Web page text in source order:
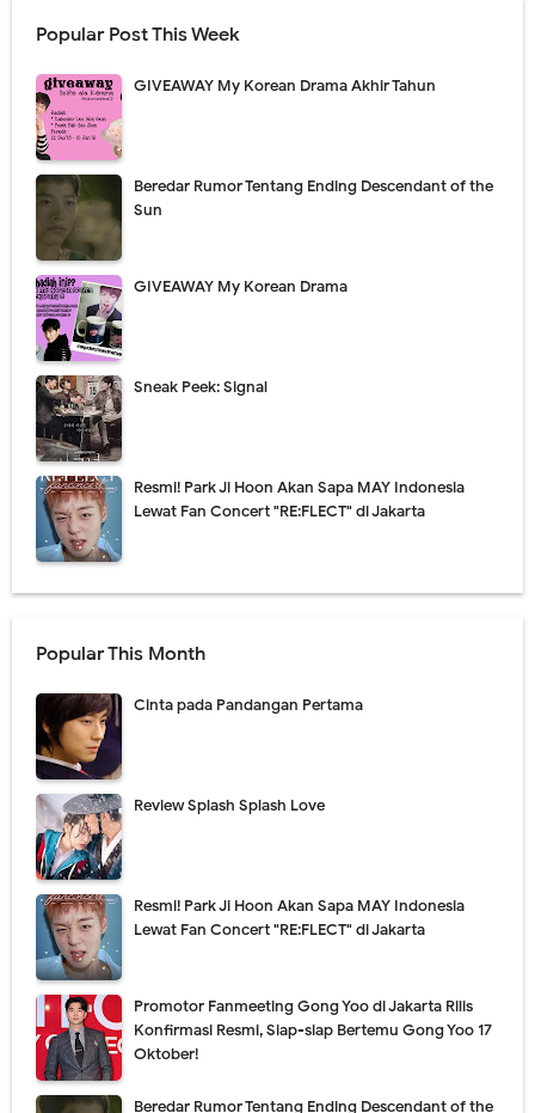
Popular Post This Week
GIVEAWAY My Korean Drama Akhir Tahun
Beredar Rumor Tentang Ending Descendant of the
Sun
GIVEAWAY My Korean Drama
Sneak Peek: Signal
Resmi! Park Ji Hoon Akan Sapa MAY Indonesia
Lewat Fan Concert "RE:FLECT" di Jakarta
Popular This Month
Cinta pada Pandangan Pertama
Review Splash Splash Love
Resmi! Park Ji Hoon Akan Sapa MAY Indonesia
Lewat Fan Concert "RE:FLECT" di Jakarta
Promotor Fanmeeting Gong Yoo di Jakarta Rilis
Konfirmasi Resmi, Siap-siap Bertemu Gong Yoo 17
Oktober!
Beredar Rumor Tentang Ending Descendant of the